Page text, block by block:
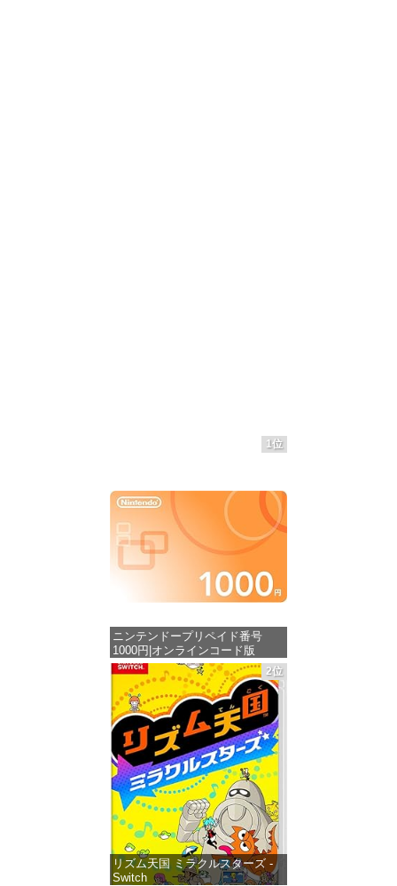
1位
ニンテンドープリペイド番号
1000円|オンラインコード版
価格：¥1,000
2位
リズム天国 ミラクルスターズ -
Switch